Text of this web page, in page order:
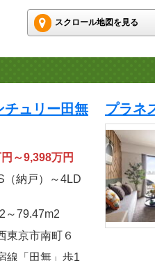
スクロール地図を見る
チュリー田無
～9,398万円
（納戸）～4LD
2 ～79.47m2
東京市南町６
線「田無」歩1
プラネ